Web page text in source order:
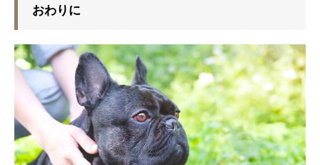
おわりに